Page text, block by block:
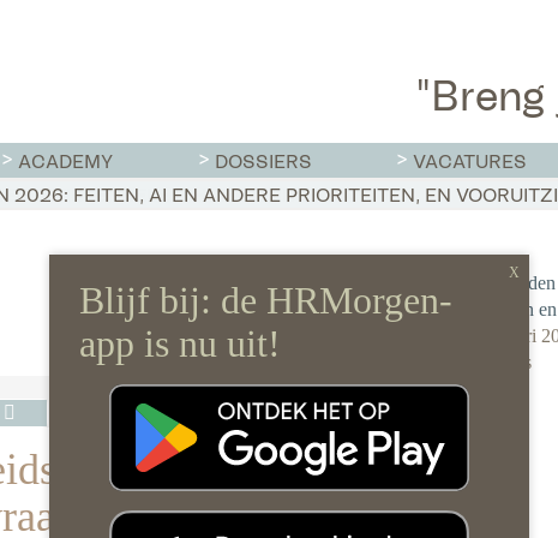
ACADEMY DOSSIERS VACATURES
MOET HR NU AL REGELEN
2026: FEITEN, AI EN ANDERE PRIORITEITEN, EN
HOEF JE JE ORGANISATIE NIET OP Z’N
Penvrienden
Geert-Jan
10 januari
0 reacties
daadkracht tonen